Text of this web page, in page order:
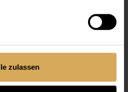
zulassen
Multifocal (30P) Low